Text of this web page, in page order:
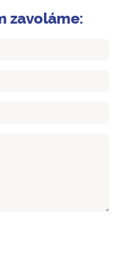
zavoláme: